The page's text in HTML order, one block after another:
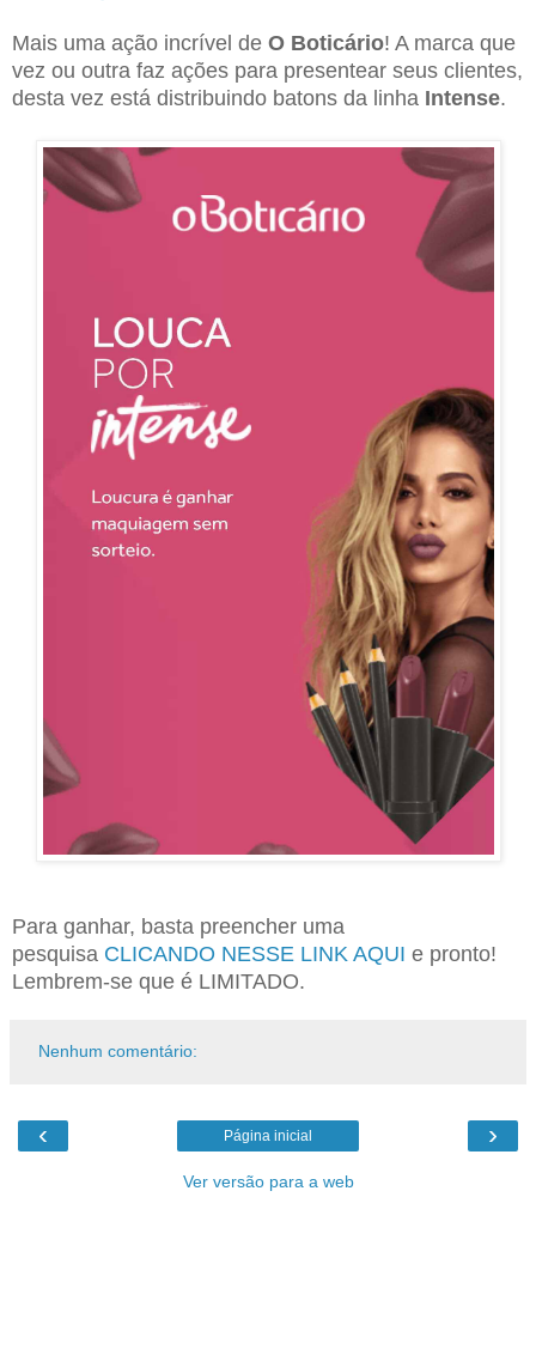
Mais uma ação incrível de O Boticário! A marca que
vez ou outra faz ações para presentear seus clientes,
desta vez está distribuindo batons da linha Intense.
Para ganhar, basta preencher uma
pesquisa CLICANDO NESSE LINK AQUI e pronto!
Lembrem-se que é LIMITADO.
Nenhum comentário:
‹ ›
Página inicial
Ver versão para a web